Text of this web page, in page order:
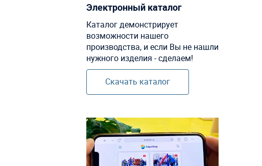
Электронный каталог
Каталог демонстрирует
возможности нашего
производства, и если Вы не нашли
нужного изделия - сделаем!
Скачать каталог